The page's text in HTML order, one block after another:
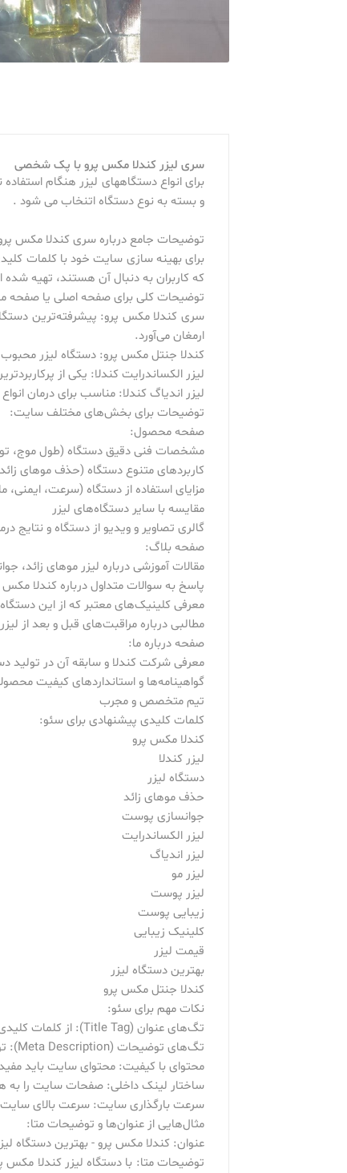
سری لیزر کندلا مکس پرو با پک شخصی
برای انواع دستگاههای لیزر هنگام
و بسته به نوع دستگاه اتنخاب می شود .
توضیحات جامع درباره سری کندلا مکس
برای بهینه سازی سایت خود با کلمات
که کاربران به دنبال آن هستند، تهیه
توضیحات کلی برای صفحه اصلی یا صفحه
سری کندلا مکس پرو: پیشرفته‌ترین
ارمغان می‌آورد.
کندلا جنتل مکس پرو: دستگاه لیزر
لیزر الکساندرایت کندلا: یکی از پرکاربردترین لیزرها برای حذف
لیزر اندیاگ کندلا: مناسب برای درمان انواع لکه‌های
توضیحات برای بخش‌های مختلف سایت:
صفحه محصول:
مشخصات فنی دقیق دستگاه (طول موج،
کاربردهای متنوع دستگاه (حذف موهای
مزایای استفاده از دستگاه (سرعت، ایمنی،
مقایسه با سایر دستگاه‌های لیزر
گالری تصاویر و ویدیو از دستگاه و نتایج
صفحه بلاگ:
مقالات آموزشی درباره لیزر موهای زائد،
پاسخ به سوالات متداول درباره کندلا مکس
معرفی کلینیک‌های معتبر که از این
مطالبی درباره مراقبت‌های قبل و بعد از لیزر
صفحه درباره ما:
معرفی شرکت کندلا و سابقه آن در تولید
گواهینامه‌ها و استانداردهای کیفیت
تیم متخصص و مجرب
کلمات کلیدی پیشنهادی برای سئو:
کندلا مکس پرو
لیزر کندلا
دستگاه لیزر
حذف موهای زائد
جوانسازی پوست
لیزر الکساندرایت
لیزر اندیاگ
لیزر مو
لیزر پوست
زیبایی پوست
کلینیک زیبایی
قیمت لیزر
بهترین دستگاه لیزر
کندلا جنتل مکس پرو
نکات مهم برای سئو:
تگ‌های عنوان (Title Tag): از کلمات کلیدی هدفمند در تگ‌های عنوان هر صفحه استفاده کنید.
تگ‌های توضیحات (Meta Description): توضیحات مختصر و جذاب بنویسید که شامل کلمات کلیدی باشد.
محتوای با کیفیت: محتوای سایت باید
ساختار لینک داخلی: صفحات سایت را به
سرعت بارگذاری سایت: سرعت بالای
مثال‌هایی از عنوان‌ها و توضیحات متا:
عنوان: کندلا مکس پرو - بهترین دستگاه
توضیحات متا: با دستگاه لیزر کندلا مکس